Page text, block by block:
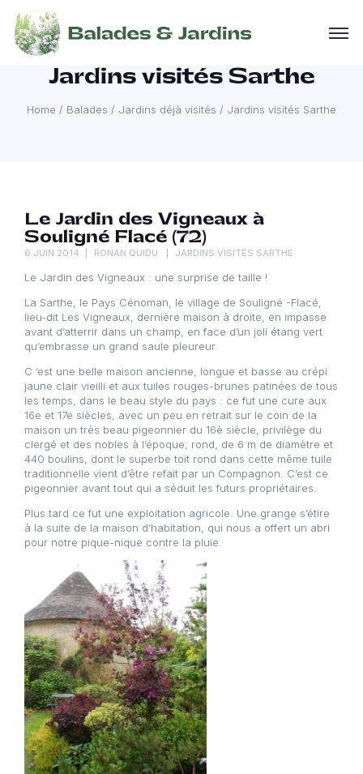
Jardins visités Sarthe
Home / Balades / Jardins déjà visités / Jardins visités Sarthe
Le Jardin des Vigneaux à
Souligné Flacé (72)
6 JUIN 2014 RONAN QUIDU JARDINS VISITÉS SARTHE
Le Jardin des Vigneaux : une surprise de taille !
La Sarthe, le Pays Cénoman, le village de Souligné -Flacé,
lieu-dit Les Vigneaux, dernière maison à droite, en impasse
avant d’atterrir dans un champ, en face d’un joli étang vert
qu’embrasse un grand saule pleureur.
C ‘est une belle maison ancienne, longue et basse au crépi
jaune clair vieilli et aux tuiles rouges-brunes patinées de tous
les temps, dans le beau style du pays : ce fut une cure aux
16e et 17e siècles, avec un peu en retrait sur le coin de la
maison un très beau pigeonnier du 16è siècle, privilège du
clergé et des nobles à l’époque, rond, de 6 m de diamètre et
440 boulins, dont le superbe toit rond dans cette même tuile
traditionnelle vient d’être refait par un Compagnon. C’est ce
pigeonnier avant tout qui a séduit les futurs propriétaires.
Plus tard ce fut une exploitation agricole. Une grange s’étire
à la suite de la maison d’habitation, qui nous a offert un abri
pour notre pique-nique contre la pluie.